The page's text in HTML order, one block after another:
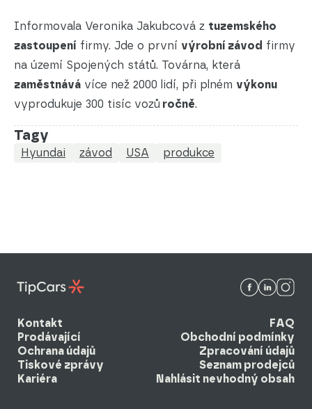
Informovala Veronika Jakubcová z tuzemského
zastoupení firmy. Jde o první výrobní závod firmy
na území Spojených států. Továrna, která
zaměstnává více než 2000 lidí, při plném výkonu
vyprodukuje 300 tisíc vozů ročně.
Tagy
Hyundai závod USA produkce
Kontakt
FAQ
Prodávající
Obchodní podmínky
Ochrana údajů
Zpracování údajů
Tiskové zprávy
Seznam prodejců
Kariéra
Nahlásit nevhodný obsah